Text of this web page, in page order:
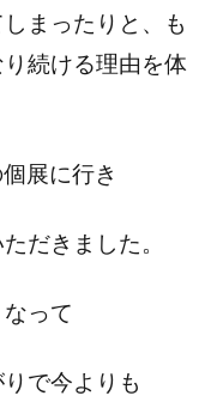
まったりと、も
続ける理由を体
展に行き
だきました。
って
で今よりも